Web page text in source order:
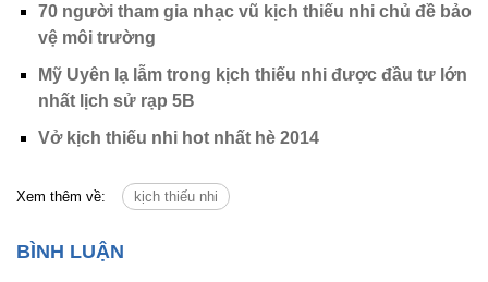
70 người tham gia nhạc vũ kịch thiếu nhi chủ đề bảo
vệ môi trường
Mỹ Uyên lạ lẫm trong kịch thiếu nhi được đầu tư lớn
nhất lịch sử rạp 5B
Vở kịch thiếu nhi hot nhất hè 2014
Xem thêm về: kịch thiếu nhi